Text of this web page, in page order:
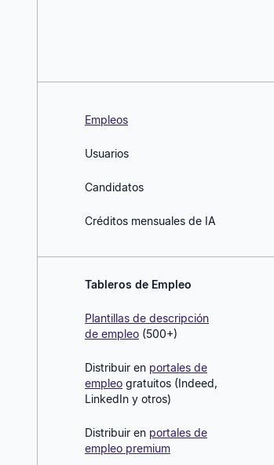
Empleos
Usuarios
Candidatos
Créditos mensuales de IA
Tableros de Empleo
Plantillas de descripción
de empleo (500+)
Distribuir en portales de
empleo gratuitos (Indeed,
LinkedIn y otros)
Distribuir en portales de
empleo premium